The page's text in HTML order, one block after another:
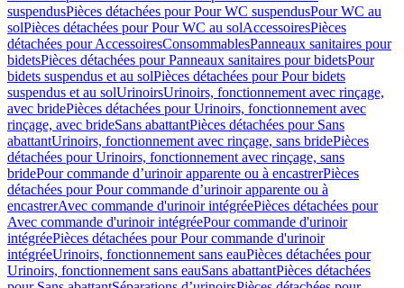
suspendusPièces détachées pour Pour WC suspendusPour WC au
solPièces détachées pour Pour WC au solAccessoiresPièces
détachées pour AccessoiresConsommablesPanneaux sanitaires pour
bidetsPièces détachées pour Panneaux sanitaires pour bidetsPour
bidets suspendus et au solPièces détachées pour Pour bidets
suspendus et au solUrinoirsUrinoirs, fonctionnement avec rinçage,
avec bridePièces détachées pour Urinoirs, fonctionnement avec
rinçage, avec brideSans abattantPièces détachées pour Sans
abattantUrinoirs, fonctionnement avec rinçage, sans bridePièces
détachées pour Urinoirs, fonctionnement avec rinçage, sans
bridePour commande d’urinoir apparente ou à encastrerPièces
détachées pour Pour commande d’urinoir apparente ou à
encastrerAvec commande d'urinoir intégréePièces détachées pour
Avec commande d'urinoir intégréePour commande d'urinoir
intégréePièces détachées pour Pour commande d'urinoir
intégréeUrinoirs, fonctionnement sans eauPièces détachées pour
Urinoirs, fonctionnement sans eauSans abattantPièces détachées